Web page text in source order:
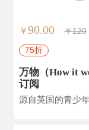
￥90.00 ￥120
75折
万物（How it
订阅
源自英国的青少